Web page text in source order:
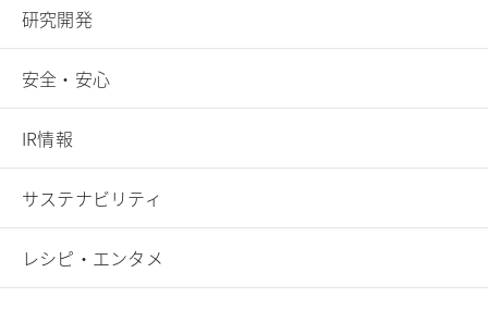
研究開発
安全・安心
IR情報
サステナビリティ
レシピ・エンタメ